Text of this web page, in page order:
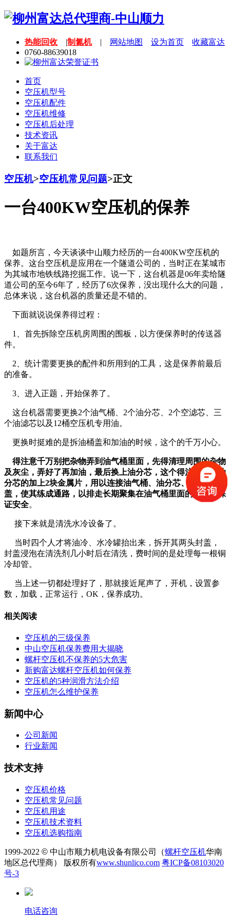
热能回收 |制氮机| 网站地图 设为首页
收藏富达
0760-88639018
首页
空压机型号
空压机配件
空压机维修
空压机后处理
技术资讯
关于富达
联系我们
空压机>空压机常见问题>正文
一台400KW空压机的保养
如题所言，今天谈谈中山顺力经历的一台400KW空压机的
保养。这台空压机是应用在一个隧道公司的，当时正在某城市
为其城市地铁线路挖掘工作。说一下，这台机器是06年卖给隧
道公司的至今6年了，经历了6次保养，没出现什么大的问题，
总体来说，这台机器的质量还是不错的。
下面就说说保养得过程：
1、首先拆除空压机房周围的围板，以方便保养时的传送器
件。
2、统计需要更换的配件和所用到的工具，这是保养前最后
的准备。
3、进入正题，开始保养了。
这台机器需要更换2个油气桶、2个油分芯、2个空滤芯、三
个油滤芯以及12桶空压机专用油。
更换时挺难的是拆油桶盖和加油的时候，这个的千万小心。
得注意千万别把杂物弄到油气桶里面，先得清理周围的杂物
及灰尘，弄好了再加油，最后换上油分芯，这个得注意的是油
分芯的加上2块金属片，用以连接油气桶、油分芯、油气桶
盖，使其练成通路，以排走长期聚集在油气桶里面的电子，保
证安全。
接下来就是清洗水冷设备了。
当时四个人才将油冷、水冷罐抬出来，拆开其两头封盖，
封盖浸泡在清洗剂几小时后在清洗，费时间的是处理每一根铜
冷却管。
当上述一切都处理好了，那就接近尾声了，开机，设置参
数，加载，正常运行，OK，保养成功。
相关阅读
空压机的三级保养
中山空压机保养费用大揭晓
螺杆空压机不保养的5大危害
新购富达螺杆空压机如何保养
空压机的5种润滑方法介绍
空压机怎么维护保养
新闻中心
公司新闻
行业新闻
技术支持
空压机价格
空压机常见问题
空压机用途
空压机技术资料
空压机选购指南
1999-2022 © 中山市顺力机电设备有限公司（螺杆空压机华南
地区总代理商） 版权所有www.shunlico.com 粤ICP备08103020
号-3
电话咨询